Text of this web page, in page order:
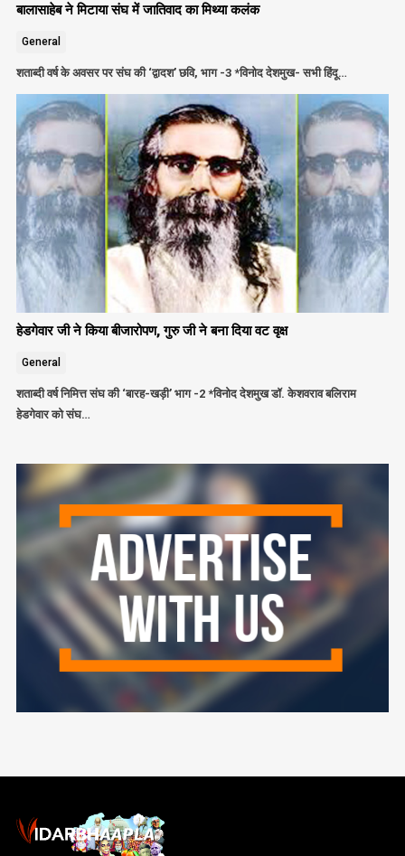
बालासाहेब ने मिटाया संघ में जातिवाद का मिथ्या कलंक
General
शताब्दी वर्ष के अवसर पर संघ की ‘द्वादश’ छवि, भाग -3 *विनोद देशमुख- सभी हिंदू…
हेडगेवार जी ने किया बीजारोपण, गुरु जी ने बना दिया वट वृक्ष
General
शताब्दी वर्ष निमित्त संघ की ‘बारह-खड़ी’ भाग -2 *विनोद देशमुख डॉ. केशवराव बलिराम
हेडगेवार को संघ…